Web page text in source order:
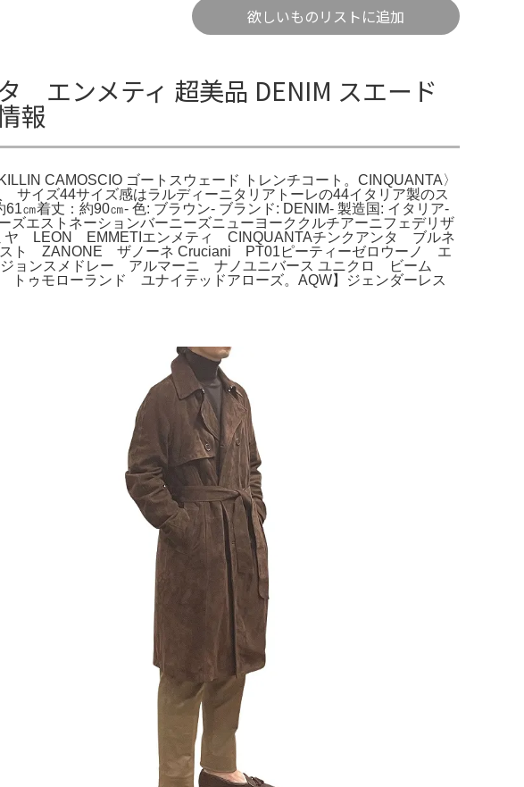
欲しいものリストに追加
エンメティ 超美品 DENIM スエード
報
CAMOSCIO ゴートスウェード トレンチコート。CINQUANTA〉
イズ44サイズ感はラルディーニタリアトーレの44イタリア製のス
㎝着丈：約90㎝- 色: ブラウン- ブランド: DENIM- 製造国: イタリア-
エストネーションバーニーズニューヨーククルチアーニフェデリザ
ヤ LEON EMMETIエンメティ CINQUANTAチンクアンタ ブルネ
ト ZANONE ザノーネ Cruciani PT01ピーティーゼロウーノ エ
ンスメドレー アルマーニ ナノユニバース ユニクロ ビーム
モローランド ユナイテッドアローズ。AQW】ジェンダーレス